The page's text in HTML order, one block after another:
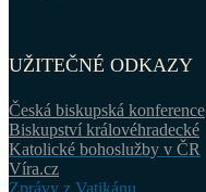
UŽITEČNÉ ODKAZY
Česká biskupská konference
Biskupství královéhradecké
Katolické bohoslužby v ČR
Víra.cz
Zprávy z Vatikánu